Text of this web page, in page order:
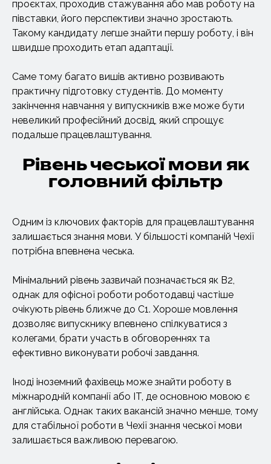
проєктах, проходив стажування або мав роботу на
півставки, його перспективи значно зростають.
Такому кандидату легше знайти першу роботу, і він
швидше проходить етап адаптації.
Саме тому багато вишів активно розвивають
практичну підготовку студентів. До моменту
закінчення навчання у випускників вже може бути
невеликий професійний досвід, який спрощує
подальше працевлаштування.
Рівень чеської мови як
головний фільтр
Одним із ключових факторів для працевлаштування
залишається знання мови. У більшості компаній Чехії
потрібна впевнена чеська.
Мінімальний рівень зазвичай позначається як B2,
однак для офісної роботи роботодавці частіше
очікують рівень ближче до C1. Хороше мовлення
дозволяє випускнику впевнено спілкуватися з
колегами, брати участь в обговореннях та
ефективно виконувати робочі завдання.
Іноді іноземний фахівець може знайти роботу в
міжнародній компанії або IT, де основною мовою є
англійська. Однак таких вакансій значно менше, тому
для стабільної роботи в Чехії знання чеської мови
залишається важливою перевагою.